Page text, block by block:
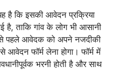
है कि इसकी आवेदन प्रक्रिया
है, ताकि गांव के लोग भी आसानी
पहले आवेदक को अपने नजदीकी
आवेदन फॉर्म लेना होगा। फॉर्म में
भरनी होती है और साथ